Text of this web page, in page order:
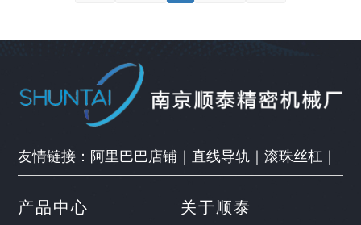
友情链接： 阿里巴巴店铺 直线导轨 ｜滚珠丝杠
产品中心 关于顺泰